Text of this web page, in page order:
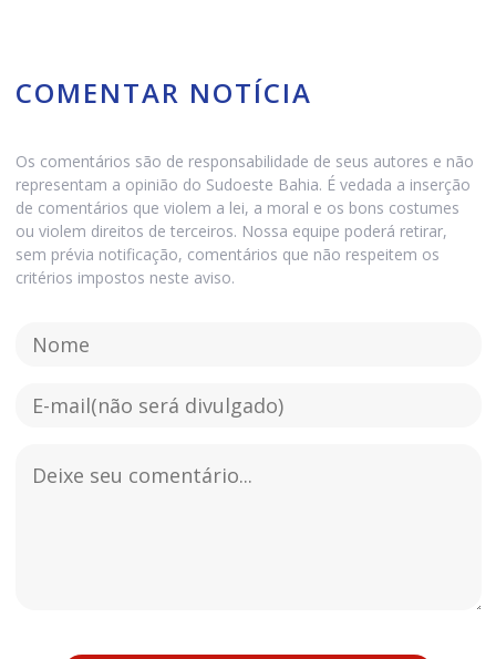
COMENTAR NOTÍCIA
Os comentários são de responsabilidade de seus autores e não
representam a opinião do Sudoeste Bahia. É vedada a inserção
de comentários que violem a lei, a moral e os bons costumes
ou violem direitos de terceiros. Nossa equipe poderá retirar,
sem prévia notificação, comentários que não respeitem os
critérios impostos neste aviso.